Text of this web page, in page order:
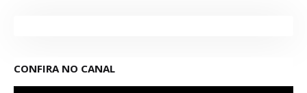
CONFIRA NO CANAL